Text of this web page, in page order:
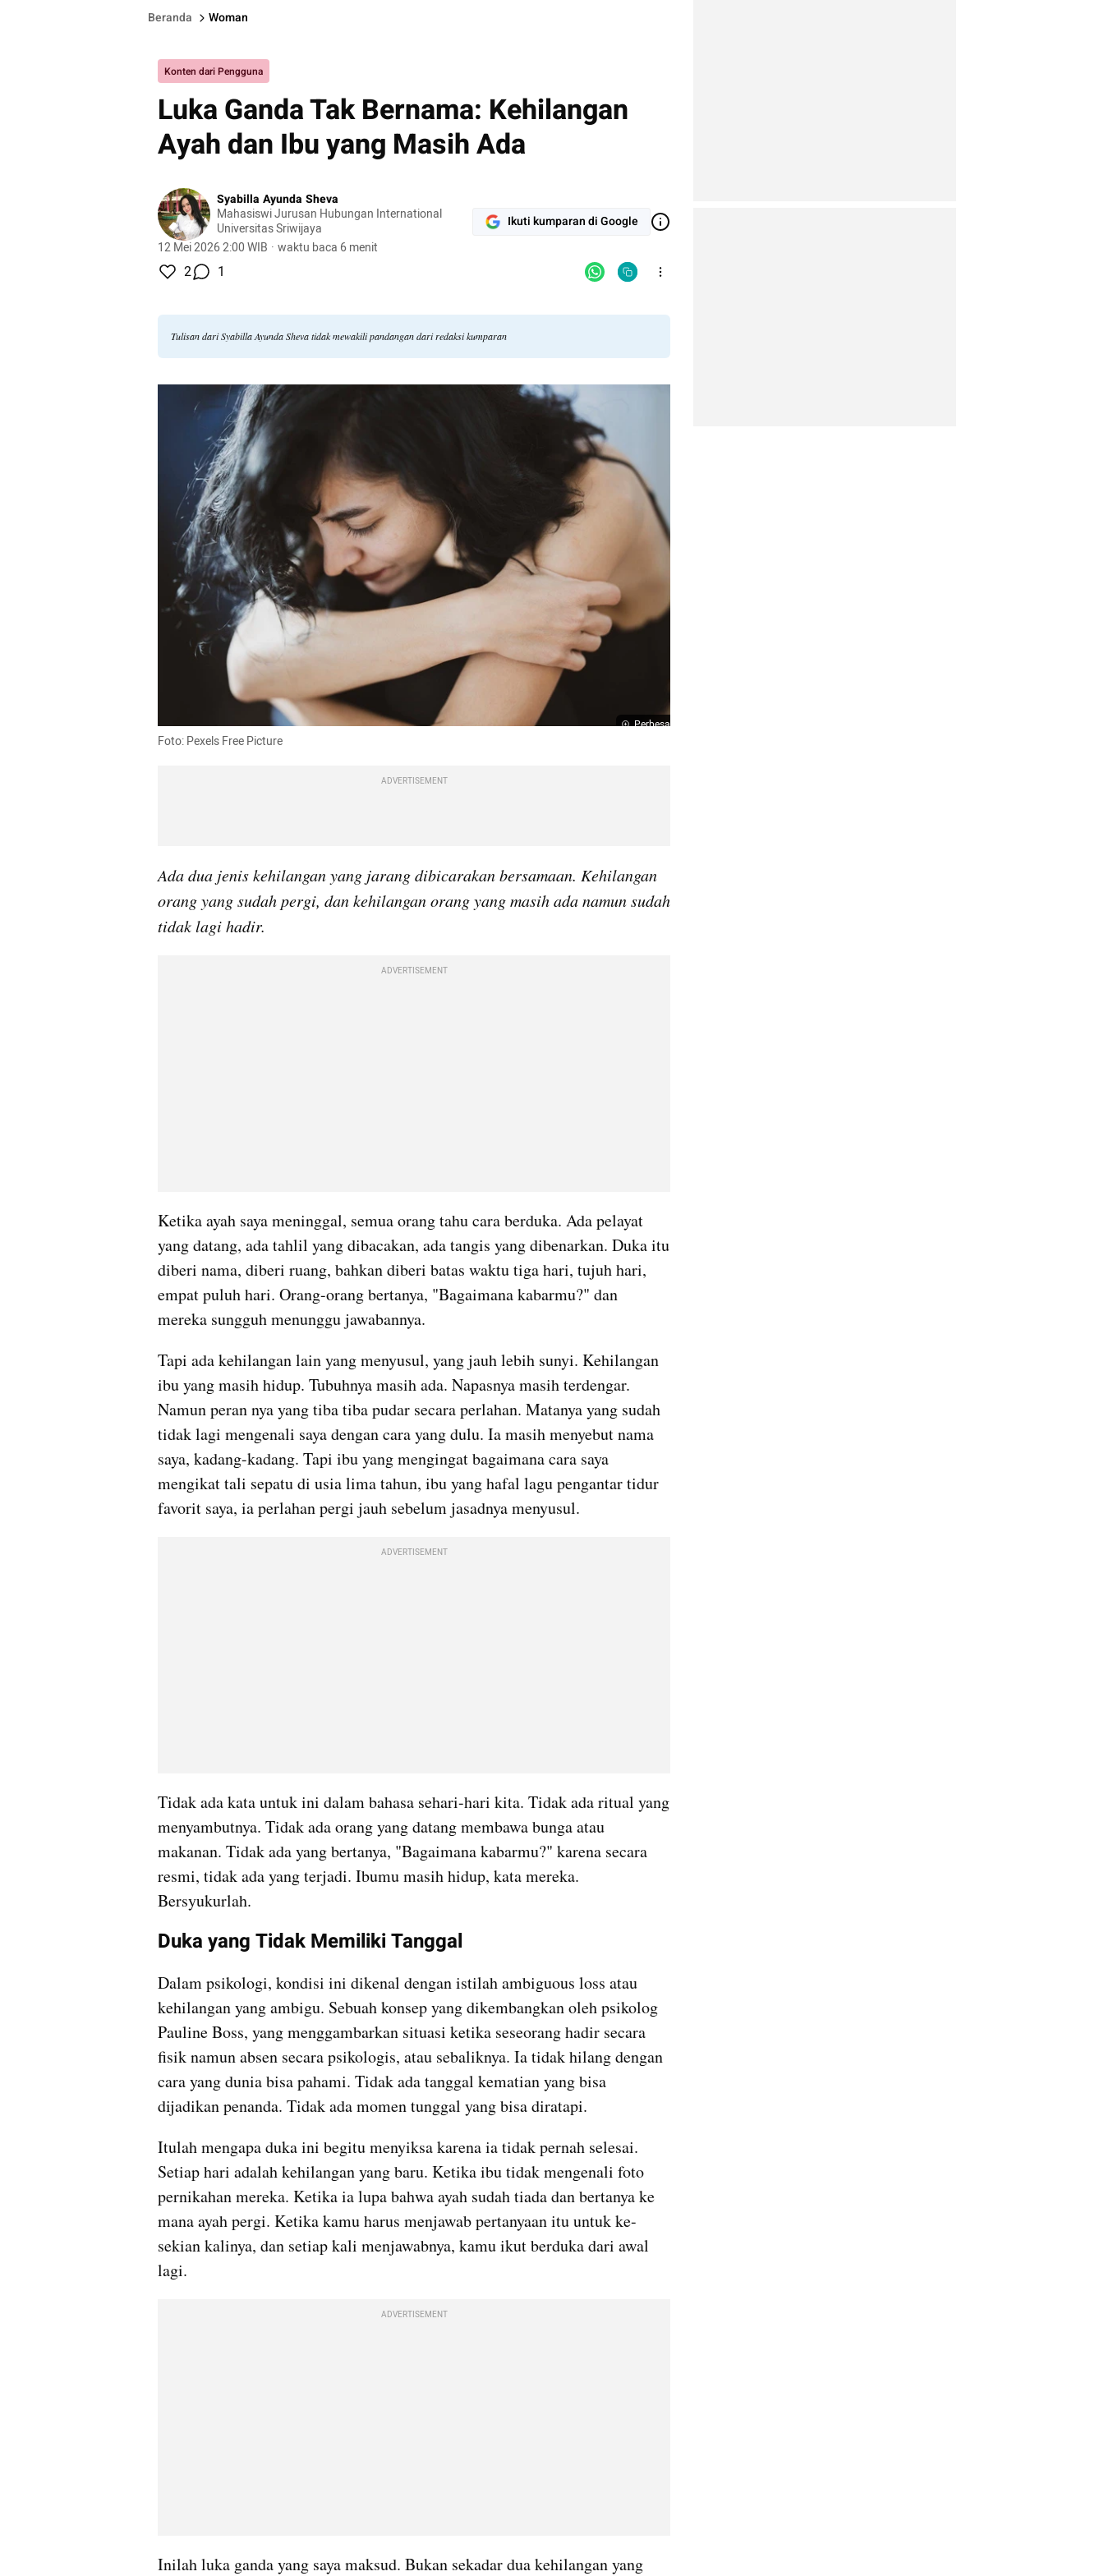
Beranda Woman
Konten dari Pengguna
Luka Ganda Tak Bernama: Kehilangan
Ayah dan Ibu yang Masih Ada
Syabilla Ayunda Sheva
Mahasiswi Jurusan Hubungan International
Universitas Sriwijaya
12 Mei 2026 2:00 WIB · waktu baca 6 menit
Ikuti kumparan di Google
2 1
Tulisan dari Syabilla Ayunda Sheva tidak mewakili pandangan dari redaksi kumparan
Perbesar
Foto: Pexels Free Picture
ADVERTISEMENT
Ada dua jenis kehilangan yang jarang dibicarakan bersamaan. Kehilangan
orang yang sudah pergi, dan kehilangan orang yang masih ada namun sudah
tidak lagi hadir.
ADVERTISEMENT
Ketika ayah saya meninggal, semua orang tahu cara berduka. Ada pelayat
yang datang, ada tahlil yang dibacakan, ada tangis yang dibenarkan. Duka itu
diberi nama, diberi ruang, bahkan diberi batas waktu tiga hari, tujuh hari,
empat puluh hari. Orang-orang bertanya, "Bagaimana kabarmu?" dan
mereka sungguh menunggu jawabannya.
Tapi ada kehilangan lain yang menyusul, yang jauh lebih sunyi. Kehilangan
ibu yang masih hidup. Tubuhnya masih ada. Napasnya masih terdengar.
Namun peran nya yang tiba tiba pudar secara perlahan. Matanya yang sudah
tidak lagi mengenali saya dengan cara yang dulu. Ia masih menyebut nama
saya, kadang-kadang. Tapi ibu yang mengingat bagaimana cara saya
mengikat tali sepatu di usia lima tahun, ibu yang hafal lagu pengantar tidur
favorit saya, ia perlahan pergi jauh sebelum jasadnya menyusul.
ADVERTISEMENT
Tidak ada kata untuk ini dalam bahasa sehari-hari kita. Tidak ada ritual yang
menyambutnya. Tidak ada orang yang datang membawa bunga atau
makanan. Tidak ada yang bertanya, "Bagaimana kabarmu?" karena secara
resmi, tidak ada yang terjadi. Ibumu masih hidup, kata mereka.
Bersyukurlah.
Duka yang Tidak Memiliki Tanggal
Dalam psikologi, kondisi ini dikenal dengan istilah ambiguous loss atau
kehilangan yang ambigu. Sebuah konsep yang dikembangkan oleh psikolog
Pauline Boss, yang menggambarkan situasi ketika seseorang hadir secara
fisik namun absen secara psikologis, atau sebaliknya. Ia tidak hilang dengan
cara yang dunia bisa pahami. Tidak ada tanggal kematian yang bisa
dijadikan penanda. Tidak ada momen tunggal yang bisa diratapi.
Itulah mengapa duka ini begitu menyiksa karena ia tidak pernah selesai.
Setiap hari adalah kehilangan yang baru. Ketika ibu tidak mengenali foto
pernikahan mereka. Ketika ia lupa bahwa ayah sudah tiada dan bertanya ke
mana ayah pergi. Ketika kamu harus menjawab pertanyaan itu untuk ke-
sekian kalinya, dan setiap kali menjawabnya, kamu ikut berduka dari awal
lagi.
ADVERTISEMENT
Inilah luka ganda yang saya maksud. Bukan sekadar dua kehilangan yang